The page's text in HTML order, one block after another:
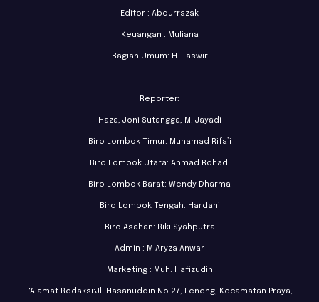
Editor : Abdurrazak
Keuangan : Muliana
Bagian Umum: H. Taswir
Reporter:
Haza, Joni Sutangga, M. Jayadi
Biro Lombok Timur: Muhamad Rifa’i
Biro Lombok Utara: Ahmad Rohadi
Biro Lombok Barat: Wendy Dharma
Biro Lombok Tengah: Hardani
Biro Asahan: Riki Syahputra
Admin : M Aryza Anwar
Marketing : Muh. Hafizudin
"Alamat Redaksi:Jl. Hasanuddin No.27, Leneng, Kecamatan Praya,